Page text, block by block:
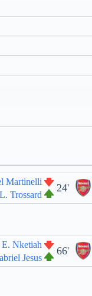
24'
Martinelli
L. Trossard
66'
E. Nketiah
Jesus